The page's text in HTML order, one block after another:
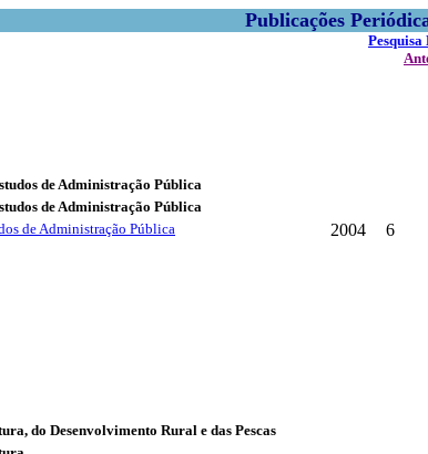
Publicações
de Administração Pública
de Administração Pública
de Administração Pública
2004 6
do Desenvolvimento Rural e das Pescas